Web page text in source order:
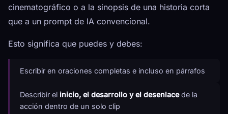
cinematográfico o a la sinopsis de una historia corta
que a un prompt de IA convencional.
Esto significa que puedes y debes:
Escribir en oraciones completas e incluso en párrafos
Describir el inicio, el desarrollo y el desenlacede la
acción dentro de un solo clip